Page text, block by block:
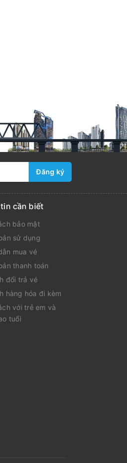
Đăng ký
cần biết
bảo mật
sử dụng
mua vé
thanh toán
đổi trả vé
hàng hóa đi kèm
với trẻ em và
tuổi